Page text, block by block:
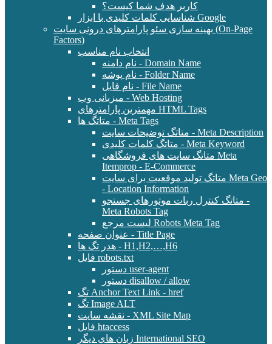
کاربر هدف شما کیست؟
شناسایی کلمات کلیدی با ابزار Google
بهینه سازی سئو پارامترهای درونی سایت (On-Page
Factors)
انتخاب نام مناسب
نام دامنه - Domain Name
نام پوشه - Folder Name
نام فایل - File Name
میزبانی وب - Web Hosting
مهمترین پارامترهای HTML Tags
متاتگ ها - Meta Tags
متاتگ توضیحات سایت - Meta Description
متاتگ کلمات کلیدی - Meta Keyword
متاتگ سایت های فروشگاهی Meta
Itemprop - E-Commerce
متاتگ تولید موقعیت برای سایت Meta Geo
- Location Information
متاتگ کنترل ربات موتورهای جستجو -
Meta Robots Tag
لیست مرجع Robots Meta Tag
عنوان صفحه - Title Page
هدر تگ ها - H1,H2,…,H6
فایل robots.txt
دستور user-agent
دستور disallow / allow
تگ Anchor Text Link - href
تگ Image ALT
نقشه سایت - XML Site Map
فایل htaccess
زبان های دیگر International SEO